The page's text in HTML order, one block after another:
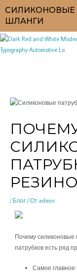
ШЛАНГИ
/ Блог / От admin
Почему силиконовые
патрубков есть ряд
Самое